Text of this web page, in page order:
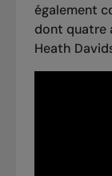
également
dont quatre
Heath